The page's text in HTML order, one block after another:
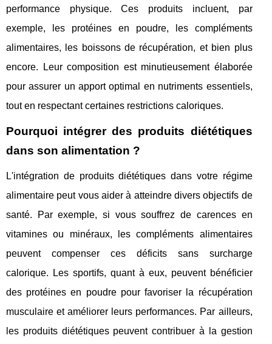
performance physique. Ces produits incluent, par
exemple, les protéines en poudre, les compléments
alimentaires, les boissons de récupération, et bien plus
encore. Leur composition est minutieusement élaborée
pour assurer un apport optimal en nutriments essentiels,
tout en respectant certaines restrictions caloriques.
Pourquoi intégrer des produits diététiques
dans son alimentation ?
L'intégration de produits diététiques dans votre régime
alimentaire peut vous aider à atteindre divers objectifs de
santé. Par exemple, si vous souffrez de carences en
vitamines ou minéraux, les compléments alimentaires
peuvent compenser ces déficits sans surcharge
calorique. Les sportifs, quant à eux, peuvent bénéficier
des protéines en poudre pour favoriser la récupération
musculaire et améliorer leurs performances. Par ailleurs,
les produits diététiques peuvent contribuer à la gestion